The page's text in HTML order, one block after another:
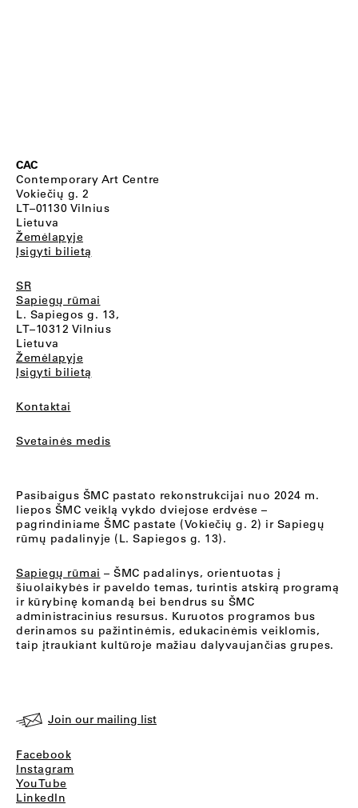
CAC
Contemporary Art Centre
Vokiečių g. 2
LT–01130 Vilnius
Lietuva
Žemėlapyje
Įsigyti bilietą
SR
Sapiegų rūmai
L. Sapiegos g. 13,
LT–10312 Vilnius
Lietuva
Žemėlapyje
Įsigyti bilietą
Kontaktai
Svetainės medis
Pasibaigus ŠMC pastato rekonstrukcijai nuo 2024 m.
liepos ŠMC veiklą vykdo dviejose erdvėse –
pagrindiniame ŠMC pastate (Vokiečių g. 2) ir Sapiegų
rūmų padalinyje (L. Sapiegos g. 13).
Sapiegų rūmai – ŠMC padalinys, orientuotas į
šiuolaikybės ir paveldo temas, turintis atskirą programą
ir kūrybinę komandą bei bendrus su ŠMC
administracinius resursus. Kuruotos programos bus
derinamos su pažintinėmis, edukacinėmis veiklomis,
taip įtraukiant kultūroje mažiau dalyvaujančias grupes.
Join our mailing list
Facebook
Instagram
YouTube
LinkedIn